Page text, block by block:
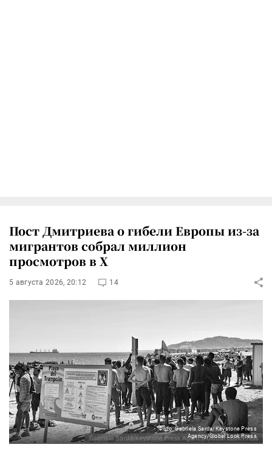
Пост Дмитриева о гибели Европы из-за
мигрантов собрал миллион
просмотров в X
5 августа 2026, 20:12 14
Фото: Gabriela Sarda/Keystone Press
Agency/Global Look Press